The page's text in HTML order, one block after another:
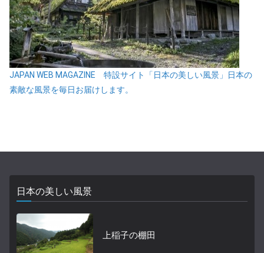
JAPAN WEB MAGAZINE 特設サイト「日本の美しい風景」日本の
素敵な風景を毎日お届けします。
日本の美しい風景
上稲子の棚田